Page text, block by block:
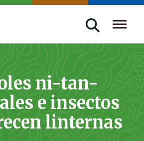
ni-tan-
e insectos
linternas